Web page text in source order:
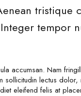
tristique
tempor
accumsan. Nam
sollicitudin lectus
eleifend felis at